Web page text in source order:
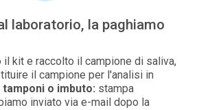
laboratorio, la paghiamo
il kit e raccolto il campione di saliva,
il campione per l'analisi in
tamponi o imbuto: stampa
inviato via e-mail dopo la